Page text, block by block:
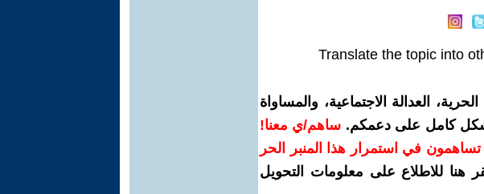
Translate the topic into
العدالة الاجتماعية، والمساواة
بشكل كامل على دعمكم. ساهم/ي معنا!
تساهمون في استمرار هذا المنبر الحر
هنا للاطلاع على معلومات التحويل